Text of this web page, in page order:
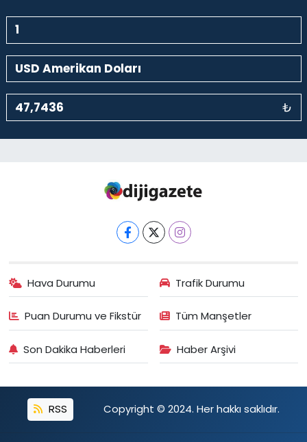
₺
Hava Durumu Trafik Durumu
Puan Durumu ve Fikstür Tüm Manşetler
Son Dakika Haberleri Haber Arşivi
RSS Copyright © 2024. Her hakkı saklıdır.